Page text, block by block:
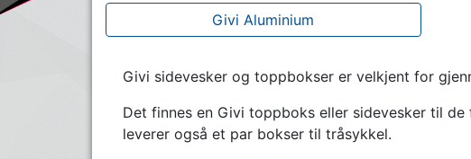
Givi Aluminium
Givi sidevesker og toppbokser er velkjent for
Det finnes en Givi toppboks eller sidevesker til
leverer også et par bokser til tråsykkel.